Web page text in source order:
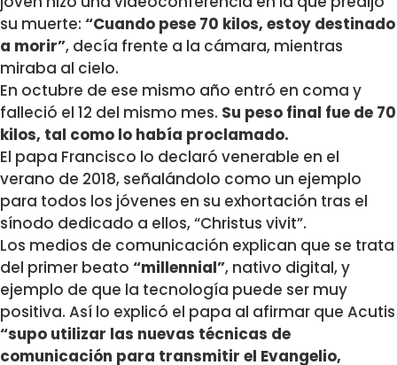
su muerte: “Cuando pese 70 kilos, estoy destinado
a morir”, decía frente a la cámara, mientras
miraba al cielo.
En octubre de ese mismo año entró en coma y
falleció el 12 del mismo mes. Su peso final fue de 70
kilos, tal como lo había proclamado.
El papa Francisco lo declaró venerable en el
verano de 2018, señalándolo como un ejemplo
para todos los jóvenes en su exhortación tras el
sínodo dedicado a ellos, “Christus vivit”.
Los medios de comunicación explican que se trata
del primer beato “millennial”, nativo digital, y
ejemplo de que la tecnología puede ser muy
positiva. Así lo explicó el papa al afirmar que Acutis
“supo utilizar las nuevas técnicas de
comunicación para transmitir el Evangelio,